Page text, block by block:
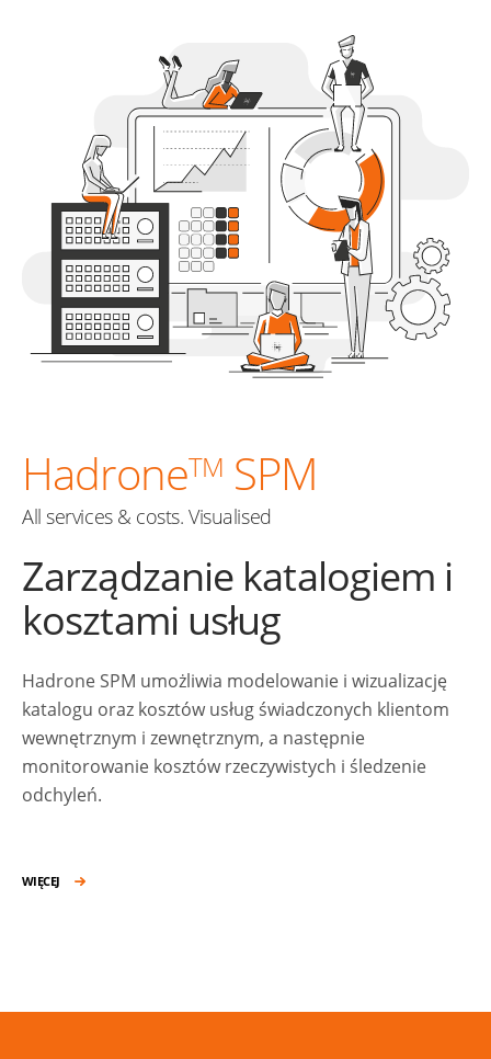
HadroneTM SPM
All services & costs. Visualised
Zarządzanie katalogiem i
kosztami usług
Hadrone SPM umożliwia modelowanie i wizualizację
katalogu oraz kosztów usług świadczonych klientom
wewnętrznym i zewnętrznym, a następnie
monitorowanie kosztów rzeczywistych i śledzenie
odchyleń.
WIĘCEJ